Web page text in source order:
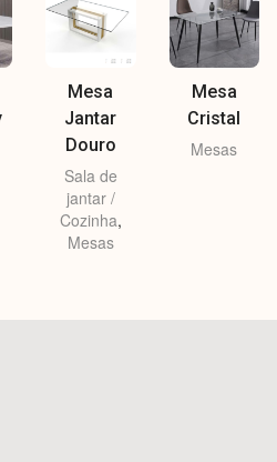
Mesa
Jantar
Douro
Sala de
jantar /
Cozinha,
Mesas
Mesa
Cristal
Mesas